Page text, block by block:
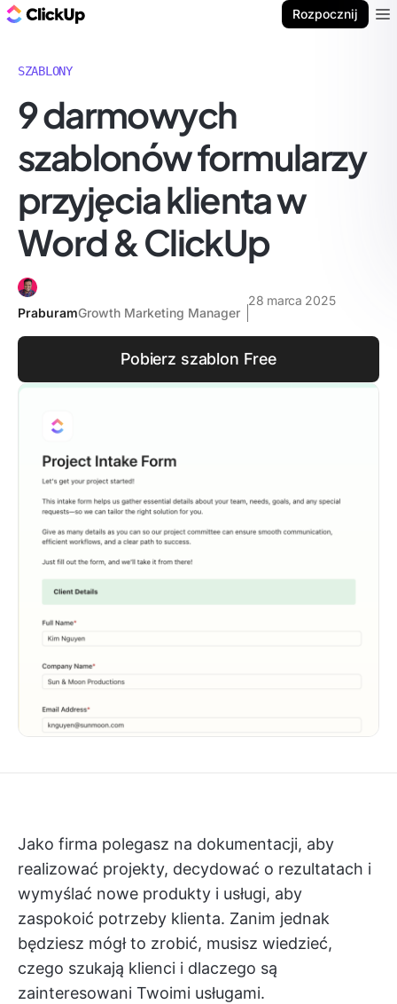
Rozpocznij
SZABLONY
9 darmowych
szablonów formularzy
przyjęcia klienta w
Word & ClickUp
PraburamGrowth Marketing Manager
28 marca 2025
Pobierz szablon Free
Jako firma polegasz na dokumentacji, aby
realizować projekty, decydować o rezultatach i
wymyślać nowe produkty i usługi, aby
zaspokoić potrzeby klienta. Zanim jednak
będziesz mógł to zrobić, musisz wiedzieć,
czego szukają klienci i dlaczego są
zainteresowani Twoimi usługami.